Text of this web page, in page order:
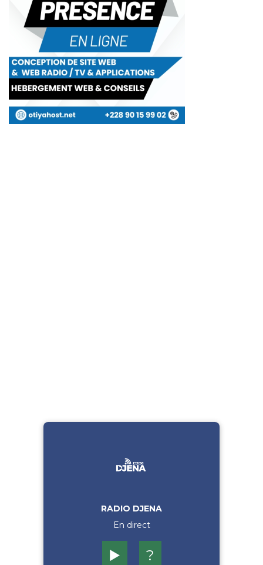
RADIO DJENA
En direct
▶️ ?